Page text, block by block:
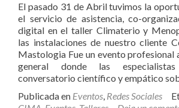
El pasado 31 de Abril tuvimos la
el servicio de asistencia, co-
digital en el taller Climaterio y
las instalaciones de nuestro cliente
Mastologia Fue un evento
general donde las
conversatorio científico y empático
Publicada en Eventos, Redes Sociales